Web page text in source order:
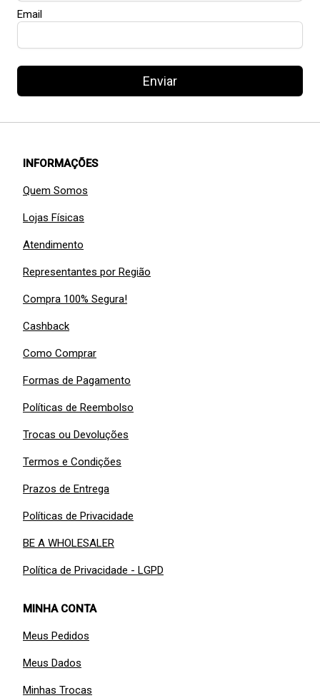
Email
Enviar
INFORMAÇÕES
Quem Somos
Lojas Físicas
Atendimento
Representantes por Região
Compra 100% Segura!
Cashback
Como Comprar
Formas de Pagamento
Políticas de Reembolso
Trocas ou Devoluções
Termos e Condições
Prazos de Entrega
Políticas de Privacidade
BE A WHOLESALER
Política de Privacidade - LGPD
MINHA CONTA
Meus Pedidos
Meus Dados
Minhas Trocas